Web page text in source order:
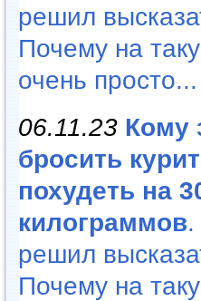
решил
Почему на
очень просто...
06.11.23 Кому
бросить
похудеть на
килограммов
решил
Почему на